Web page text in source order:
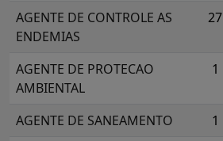
AGENTE DE CONTROLE AS
ENDEMIAS
27
AGENTE DE PROTECAO
AMBIENTAL
1
AGENTE DE SANEAMENTO 1